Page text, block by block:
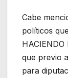
Cabe
políticos
que previo
para